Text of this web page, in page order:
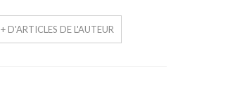
+ D'ARTICLES DE L'AUTEUR